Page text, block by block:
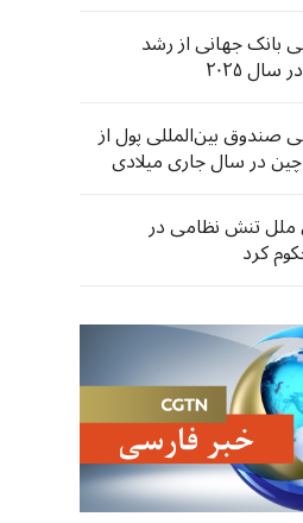
بانک جهانی از رشد
۲۰۲۵
صندوق بین‌المللی پول از
در سال جاری میلادی
ملل تنش نظامی در
کرد